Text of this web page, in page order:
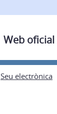
Web
Seu electrònica